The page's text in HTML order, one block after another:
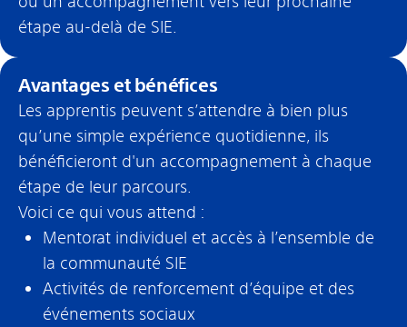
étape au-delà de SIE.
Avantages et bénéfices
Les apprentis peuvent s’attendre à bien plus
qu’une simple expérience quotidienne, ils
bénéficieront d'un accompagnement à chaque
étape de leur parcours.
Voici ce qui vous attend :
Mentorat individuel et accès à l’ensemble de
la communauté SIE
Activités de renforcement d’équipe et des
événements sociaux